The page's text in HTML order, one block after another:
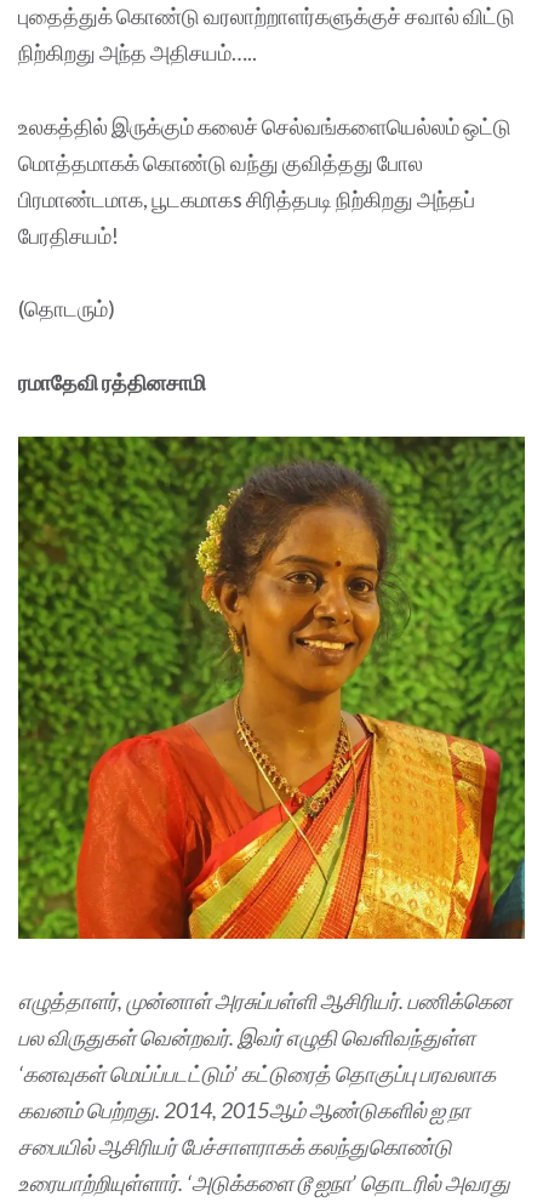
புதைத்துக் கொண்டு வரலாற்றாளர்களுக்குச் சவால் விட்டு
நிற்கிறது அந்த அதிசயம்…..
உலகத்தில் இருக்கும் கலைச் செல்வங்களையெல்லம் ஒட்டு
மொத்தமாகக் கொண்டு வந்து குவித்தது போல
பிரமாண்டமாக, பூடகமாகs சிரித்தபடி நிற்கிறது அந்தப்
பேரதிசயம்!
(தொடரும்)
ரமாதேவி ரத்தினசாமி
எழுத்தாளர், முன்னாள் அரசுப்பள்ளி ஆசிரியர். பணிக்கென
பல விருதுகள் வென்றவர். இவர் எழுதி வெளிவந்துள்ள
‘கனவுகள் மெய்ப்படட்டும்’ கட்டுரைத் தொகுப்பு பரவலாக
கவனம் பெற்றது. 2014, 2015ஆம் ஆண்டுகளில் ஐ நா
சபையில் ஆசிரியர் பேச்சாளராகக் கலந்துகொண்டு
உரையாற்றியுள்ளார். ‘அடுக்களை டூ ஐநா’ தொடரில் அவரது